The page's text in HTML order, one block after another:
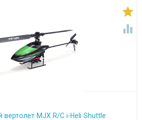


MJX R/C i-Heli Shuttle